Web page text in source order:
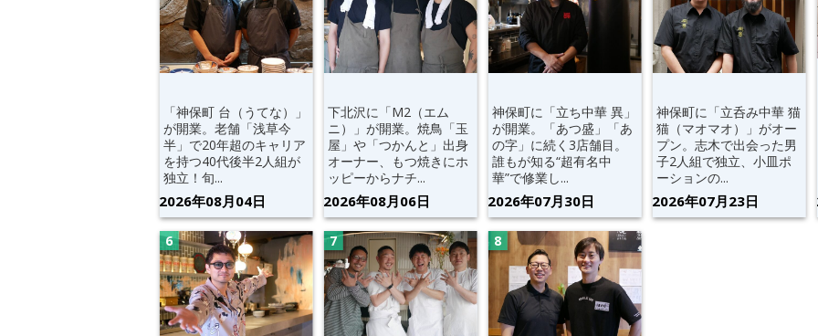
「神保町 台（うてな）」
が開業。老舗「浅草今
半」で20年超のキャリア
を持つ40代後半2人組が
独立！旬...
2026年08月04日
下北沢に「M2（エム
ニ）」が開業。焼鳥「玉
屋」や「つかんと」出身
オーナー、もつ焼きにホ
ッピーからナチ...
2026年08月06日
神保町に「立ち中華 異」
が開業。「あつ盛」「あ
の字」に続く3店舗目。
誰もが知る“超有名中
華”で修業し...
2026年07月30日
神保町に「立呑み中華 猫
猫（マオマオ）」がオー
プン。志木で出会った男
子2人組で独立、小皿ポ
ーションの...
2026年07月23日